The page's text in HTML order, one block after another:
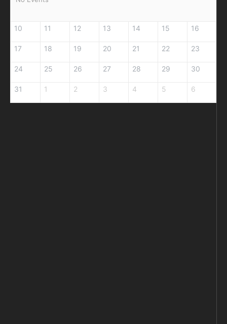
10 11 12 13 14 15 16
17 18 19 20 21 22 23
24 25 26 27 28 29 30
31 1 2 3 4 5 6